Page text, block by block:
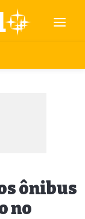
ônibus
no